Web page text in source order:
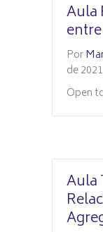
Aula
Por
de 2021
Open
Aula